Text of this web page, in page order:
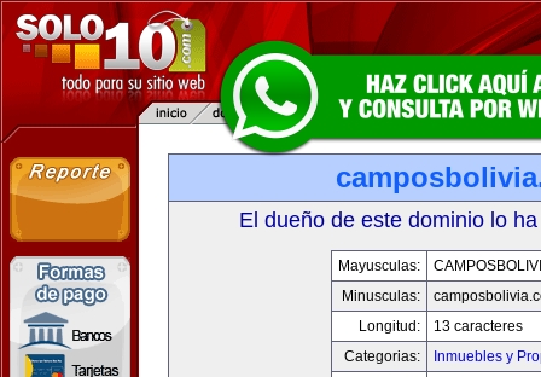
El dueño de este dominio lo
Mayusculas:
Minusculas:
Longitud:
13 caracteres
Categorias:
Inmuebles y